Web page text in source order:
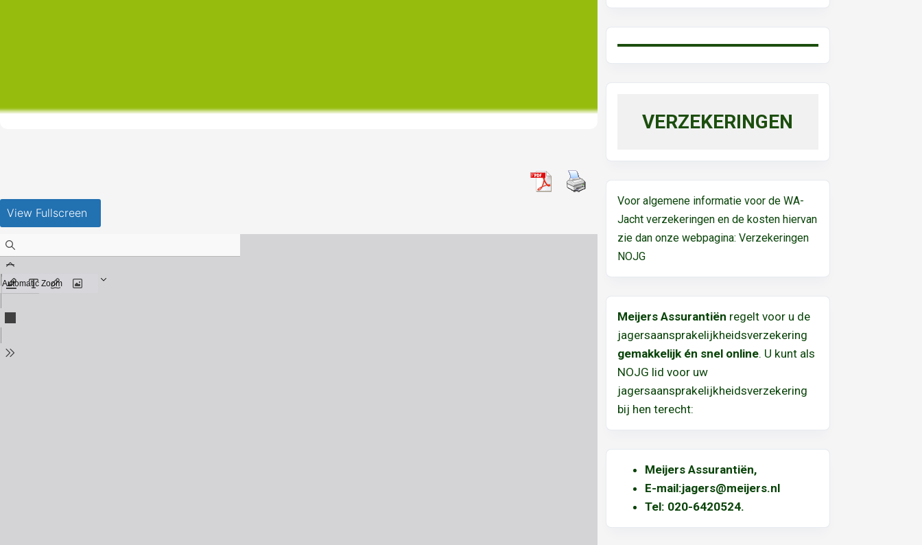
View Fullscreen
VERZEKERINGEN
Voor algemene informatie voor de WA-
Jacht verzekeringen en de kosten hiervan
zie dan onze webpagina:Verzekeringen
NOJG
Meijers Assurantiën regelt voor u de
jagersaansprakelijkheidsverzekering
gemakkelijk én snel online. U kunt als
NOJG lid voor uw
jagersaansprakelijkheidsverzekering
bij hen terecht:
Meijers Assurantiën,
E-mail:jagers@meijers.nl
Tel: 020-6420524.